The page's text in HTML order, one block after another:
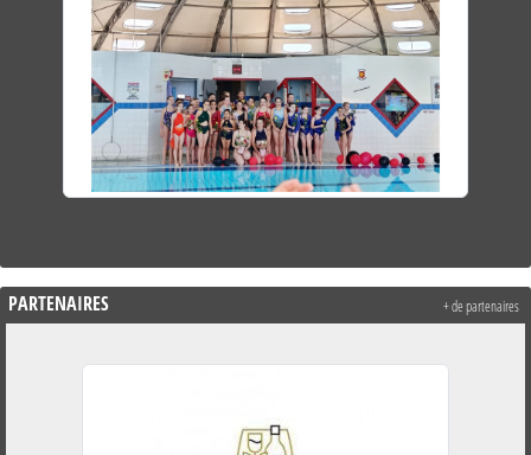
PARTENAIRES + de partenaires